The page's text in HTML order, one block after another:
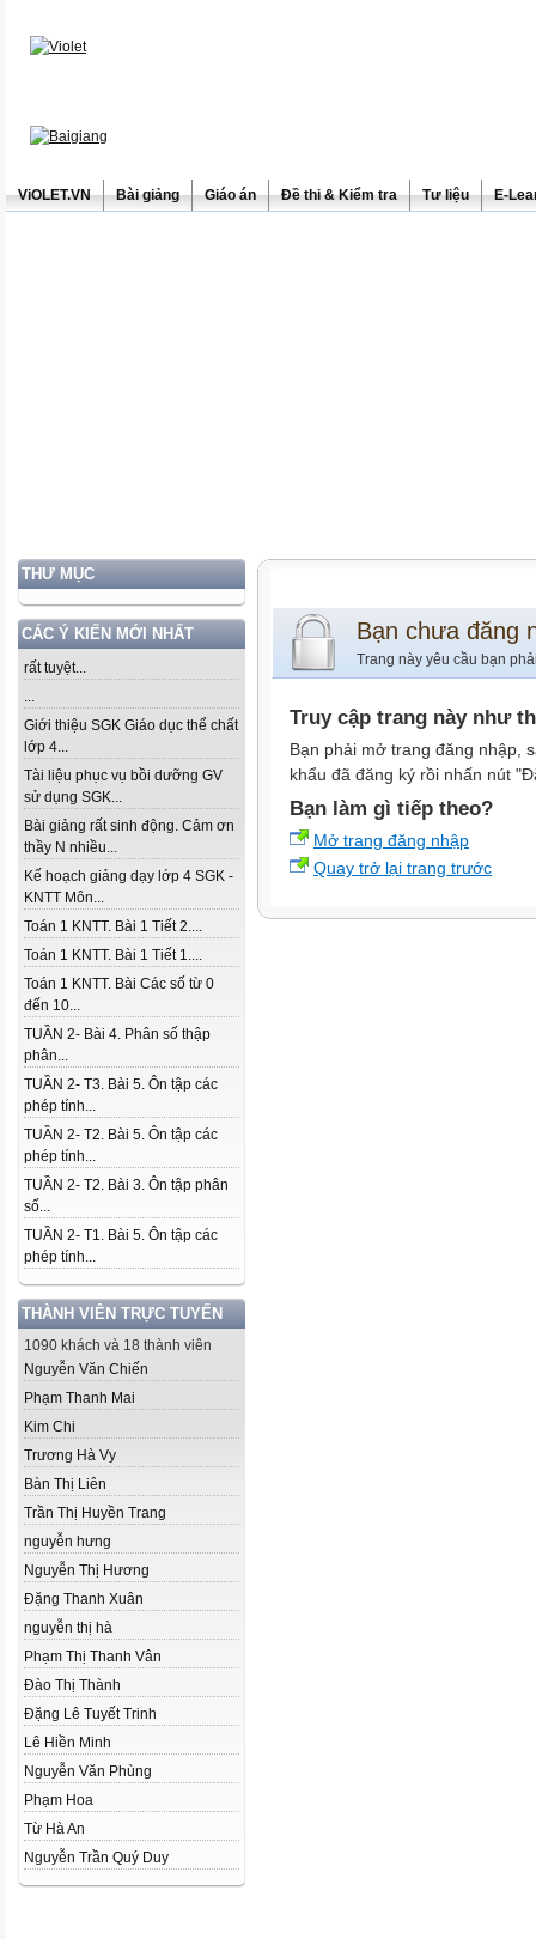
ViOLET.VN Bài giảng Giáo án Đề thi & Kiểm tra Tư liệu E-
THƯ MỤC
CÁC Ý KIẾN MỚI NHẤT
rất tuyệt...
...
Giới thiệu SGK Giáo dục thể chất
lớp 4...
Tài liệu phục vụ bồi dưỡng GV
sử dụng SGK...
Bài giảng rất sinh động. Cảm ơn
thầy N nhiều...
Kế hoạch giảng dạy lớp 4 SGK -
KNTT Môn...
Toán 1 KNTT. Bài 1 Tiết 2....
Toán 1 KNTT. Bài 1 Tiết 1....
Toán 1 KNTT. Bài Các số từ 0
đến 10...
TUẦN 2- Bài 4. Phân số thập
phân...
TUẦN 2- T3. Bài 5. Ôn tập các
phép tính...
TUẦN 2- T2. Bài 5. Ôn tập các
phép tính...
TUẦN 2- T2. Bài 3. Ôn tập phân
số...
TUẦN 2- T1. Bài 5. Ôn tập các
phép tính...
THÀNH VIÊN TRỰC TUYẾN
1090 khách và 18 thành viên
Nguyễn Văn Chiến
Phạm Thanh Mai
Kim Chi
Trương Hà Vy
Bàn Thị Liên
Trần Thị Huyền Trang
nguyễn hưng
Nguyễn Thị Hương
Đặng Thanh Xuân
nguyễn thị hà
Phạm Thị Thanh Vân
Đào Thị Thành
Đặng Lê Tuyết Trinh
Lê Hiền Minh
Nguyễn Văn Phùng
Phạm Hoa
Từ Hà An
Nguyễn Trần Quý Duy
Bạn chưa đăng
Trang này yêu cầu bạn
Truy cập trang này như
Bạn phải mở trang đăng nhập,
khẩu đã đăng ký rồi nhấn nút
Bạn làm gì tiếp theo?
Mở trang đăng nhập
Quay trở lại trang trước